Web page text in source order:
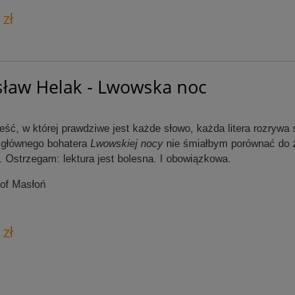
Helak - Lwowska noc
w której prawdziwe jest każde słowo, każda litera
bohatera Lwowskiej nocynie śmiałbym porównać do
Ostrzegam: lektura jest bolesna. I obowiązkowa.
Masłoń